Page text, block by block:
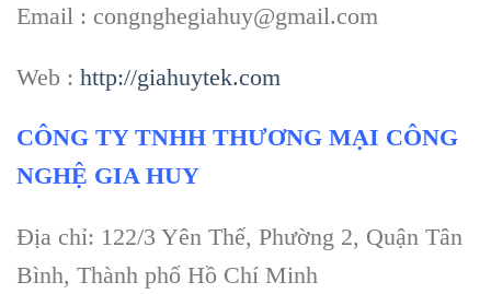
Email : congnghegiahuy@gmail.com
Web : http://giahuytek.com
CÔNG TY TNHH THƯƠNG MẠI CÔNG
NGHỆ GIA HUY
Địa chỉ: 122/3 Yên Thế, Phường 2, Quận Tân
Bình, Thành phố Hồ Chí Minh